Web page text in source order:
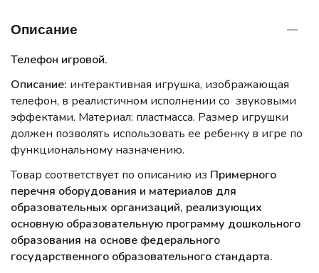
Описание
Телефон игровой.
Описание: интерактивная игрушка, изображающая
телефон, в реалистичном исполнении со звуковыми
эффектами. Материал: пластмасса. Размер игрушки
должен позволять использовать ее ребенку в игре по
функциональному назначению.
Товар соответствует по описанию из Примерного
перечня оборудования и материалов для
образовательных организаций, реализующих
основную образовательную программу дошкольного
образования на основе федерального
государственного образовательного стандарта.